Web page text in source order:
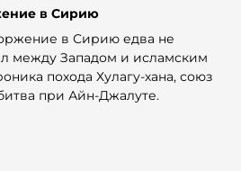
в Сирию
в Сирию едва не
между Западом и исламским
похода Хулагу-хана, союз
при Айн-Джалуте.